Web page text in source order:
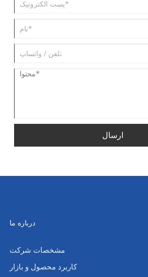
ارسال
درباره ما
مشخصات شرکت
کاربرد محصول و بازار